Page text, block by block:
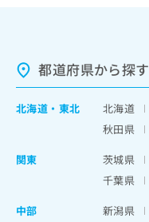
都道府県から探す
北海道 ・ 東北 北海道
秋田県
関東
茨城県
千葉県
中部
新潟県